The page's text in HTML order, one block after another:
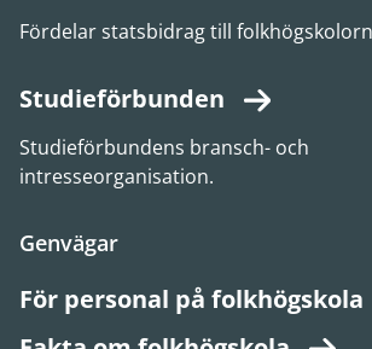
Fördelar statsbidrag till
Studieförbunden
Studieförbundens bransch- och
intresseorganisation.
Genvägar
För personal på folkhögskola